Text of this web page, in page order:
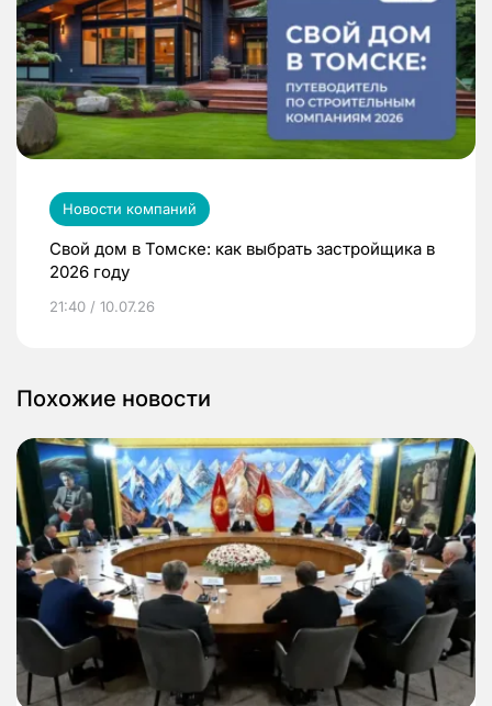
Новости компаний
Свой дом в Томске: как выбрать застройщика в
2026 году
21:40 / 10.07.26
Похожие новости